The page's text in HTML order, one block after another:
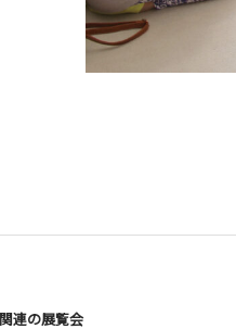
関連の展覧会